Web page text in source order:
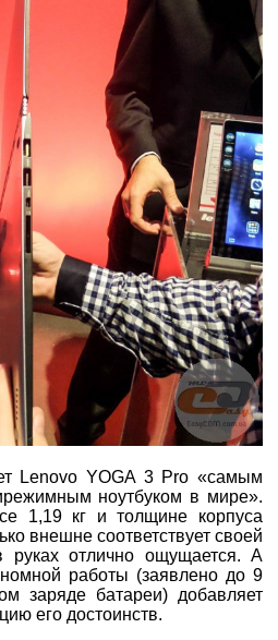
Lenovo YOGA 3 Pro «самым
ноутбуком в мире».
1,19 кг и толщине корпуса
внешне соответствует своей
руках отлично ощущается. А
работы (заявлено до 9
заряде батареи) добавляет
его достоинств.